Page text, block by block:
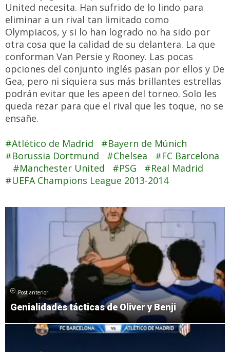
United necesita. Han sufrido de lo lindo para
eliminar a un rival tan limitado como
Olympiacos, y si lo han logrado no ha sido por
otra cosa que la calidad de su delantera. La que
conforman Van Persie y Rooney. Las pocas
opciones del conjunto inglés pasan por ellos y De
Gea, pero ni siquiera sus más brillantes estrellas
podrán evitar que les apeen del torneo. Solo les
queda rezar para que el rival que les toque, no se
ensañe.
Atlético de Madrid
Bayern de Múnich
Borussia Dortmund
Chelsea
FC Barcelona
Manchester United
PSG
Real Madrid
UEFA Champions League 2013-2014
Post anterior
Genialidades tácticas de Oliver y Benji